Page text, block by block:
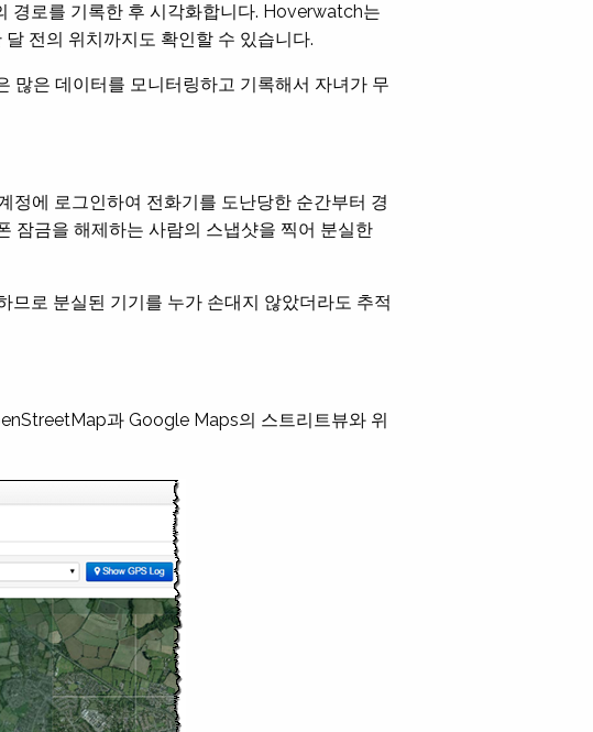
경로를 기록한 후 시각화합니다. Hoverwatch는
전의 위치까지도 확인할 수 있습니다.
많은 데이터를 모니터링하고 기록해서 자녀가 무
에 로그인하여 전화기를 도난당한 순간부터 경
잠금을 해제하는 사람의 스냅샷을 찍어 분실한
로 분실된 기기를 누가 손대지 않았더라도 추적
과 Google Maps의 스트리트뷰와 위